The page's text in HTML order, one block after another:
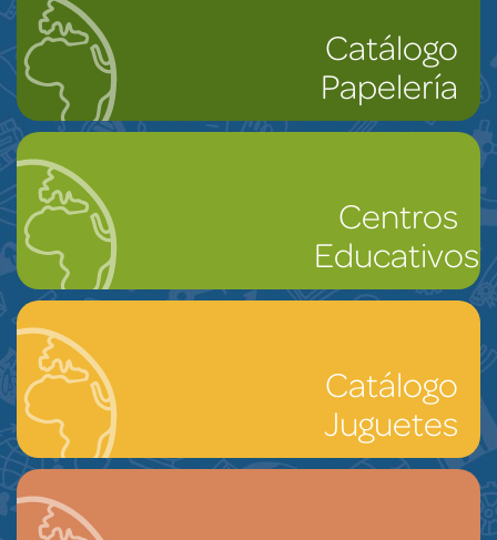
Catálogo
Papelería
Centros
Educativos
Catálogo
Juguetes